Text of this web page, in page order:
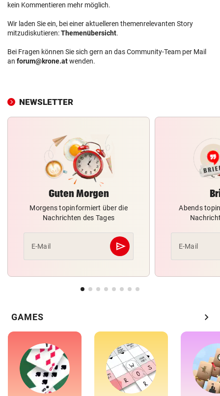
kein Kommentieren mehr möglich.
Wir laden Sie ein, bei einer aktuelleren themenrelevanten Story
mitzudiskutieren:Themenübersicht.
Bei Fragen können Sie sich gern an das Community-Team per Mail
an forum@krone.atwenden.
NEWSLETTER
Guten Morgen
Morgens topinformiert über die
Nachrichten des Tages
E-Mail send
Abschicken
Abends
E-Mail
GAMES chevron_right